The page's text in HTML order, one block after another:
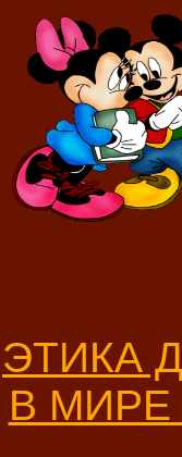
ЭТИКА
В МИРЕ